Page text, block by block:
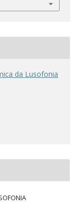
da Lusofonia